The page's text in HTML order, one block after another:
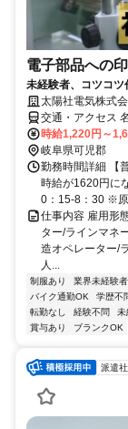
電子部品への
未経験者、コツコツ
太陽社電気株式
交通・アクセス
時給1,220円～
岐阜県可児郡
勤務時間詳細 【
時給が1620円に
0：15-8：30 ※原
仕事内容 雇用形
ター/ラインマネ
造オペレーター/
人...
制服あり 業界未経験
バイク通勤OK
学歴不
転勤なし
経験不問 未
賞与あり
ブランクOK
派遣